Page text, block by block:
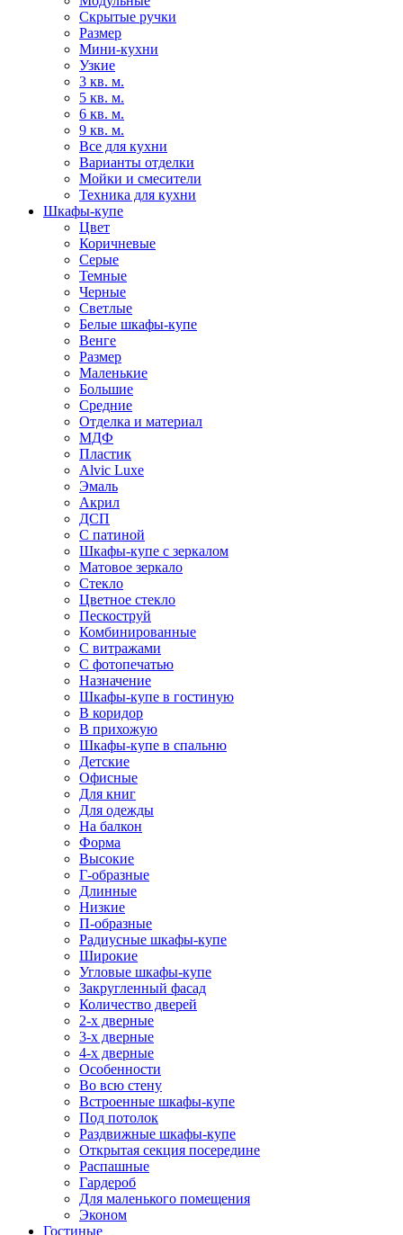
Скрытые ручки
Размер
Мини-кухни
Узкие
3 кв. м.
5 кв. м.
6 кв. м.
9 кв. м.
Все для кухни
Варианты отделки
Мойки и смесители
Техника для кухни
Шкафы-купе
Цвет
Коричневые
Серые
Темные
Черные
Светлые
Белые шкафы-купе
Венге
Размер
Маленькие
Большие
Средние
Отделка и материал
МДФ
Пластик
Alvic Luxe
Эмаль
Акрил
ДСП
С патиной
Шкафы-купе с зеркалом
Матовое зеркало
Стекло
Цветное стекло
Пескоструй
Комбинированные
С витражами
С фотопечатью
Назначение
Шкафы-купе в гостиную
В коридор
В прихожую
Шкафы-купе в спальню
Детские
Офисные
Для книг
Для одежды
На балкон
Форма
Высокие
Г-образные
Длинные
Низкие
П-образные
Радиусные шкафы-купе
Широкие
Угловые шкафы-купе
Закругленный фасад
Количество дверей
2-х дверные
3-х дверные
4-х дверные
Особенности
Во всю стену
Встроенные шкафы-купе
Под потолок
Раздвижные шкафы-купе
Открытая секция посередине
Распашные
Гардероб
Для маленького помещения
Эконом
Гостиные